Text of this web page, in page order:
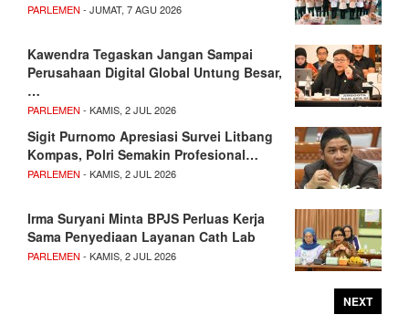
PARLEMEN - JUMAT, 7 AGU 2026
Kawendra Tegaskan Jangan Sampai
Perusahaan Digital Global Untung Besar,
…
PARLEMEN - KAMIS, 2 JUL 2026
Sigit Purnomo Apresiasi Survei Litbang
Kompas, Polri Semakin Profesional…
PARLEMEN - KAMIS, 2 JUL 2026
Irma Suryani Minta BPJS Perluas Kerja
Sama Penyediaan Layanan Cath Lab
PARLEMEN - KAMIS, 2 JUL 2026
NEXT